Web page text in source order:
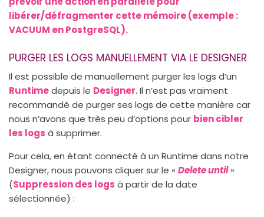
libérer/défragmenter cette mémoire (exemple :
VACUUM en PostgreSQL).
PURGER LES LOGS MANUELLEMENT VIA LE DESIGNER
Il est possible de manuellement purger les logs d’un
Runtimedepuis le Designer. Il n’est pas vraiment
recommandé de purger ses logs de cette manière car
nous n’avons que très peu d’options pour bien cibler
les logs à supprimer.
Pour cela, en étant connecté à un Runtime dans notre
Designer, nous pouvons cliquer sur le « Delete until»
(Suppression des logs à partir de la date
sélectionnée) :